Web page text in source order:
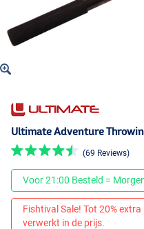
Ultimate Adventure
(69 Reviews)
Voor 21:00 Besteld =
Fishtival Sale! Tot 20%
verwerkt in de prijs.